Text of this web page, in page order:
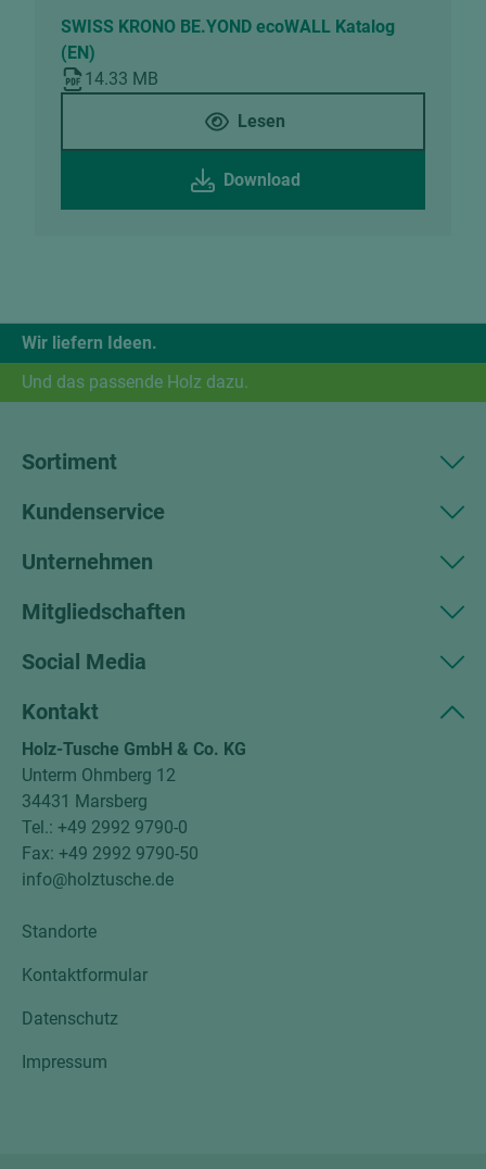
SWISS KRONO BE.YOND ecoWALL Katalog
(EN)
14.33 MB
Lesen
Download
Wir liefern Ideen.
Und das passende Holz dazu.
Sortiment
Kundenservice
Unternehmen
Mitgliedschaften
Social Media
Kontakt
Holz-Tusche GmbH & Co. KG
Unterm Ohmberg 12
34431 Marsberg
Tel.: +49 2992 9790-0
Fax: +49 2992 9790-50
info@holztusche.de
Standorte
Kontaktformular
Datenschutz
Impressum